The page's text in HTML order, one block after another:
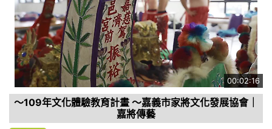
00:02:16
～109年文化體驗教育計畫 ～嘉義市家將文化發展協會｜
嘉將傳藝